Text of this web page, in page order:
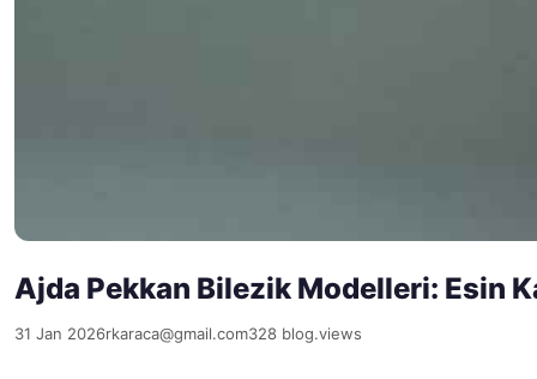
Ajda Pekkan Bilezik Modelleri: Esin
31 Jan 2026rkaraca@gmail.com328 blog.views